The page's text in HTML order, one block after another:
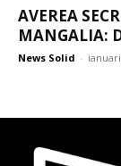
AVEREA
MANGALIA:
News Solid -